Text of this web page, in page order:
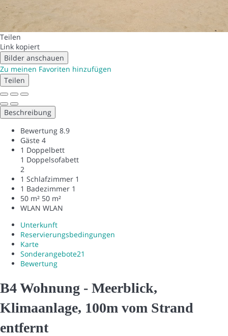
Teilen
Link kopiert
Bilder anschauen
Zu meinen Favoriten hinzufügen
Teilen
Beschreibung
Bewertung 8.9
Gäste 4
1 Doppelbett
1 Doppelsofabett
2
1 Schlafzimmer 1
1 Badezimmer 1
50 m² 50 m²
WLAN WLAN
Unterkunft
Reservierungsbedingungen
Karte
Sonderangebote21
Bewertung
B4 Wohnung - Meerblick,
Klimaanlage, 100m vom Strand
entfernt